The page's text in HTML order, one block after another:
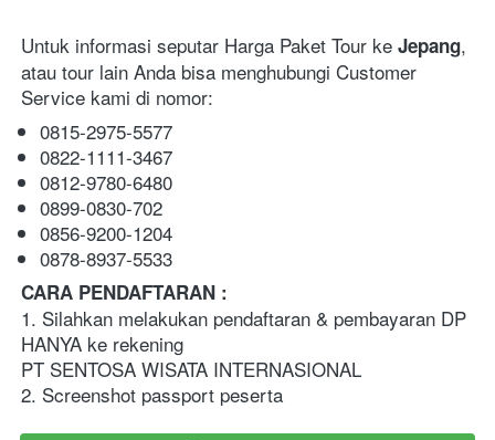
Untuk informasi seputar Harga Paket Tour ke Jepang,
atau tour lain Anda bisa menghubungi Customer
Service kami di nomor:
0815-2975-5577
0822-1111-3467
0812-9780-6480
0899-0830-702
0856-9200-1204
0878-8937-5533
CARA PENDAFTARAN :
1. Silahkan melakukan pendaftaran & pembayaran DP
HANYA ke rekening
PT SENTOSA WISATA INTERNASIONAL
2. Screenshot passport peserta